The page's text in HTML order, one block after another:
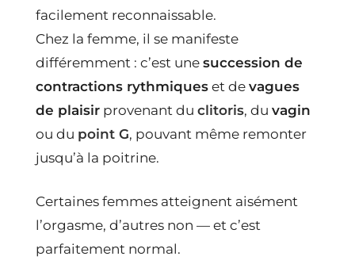
facilement reconnaissable.
Chez la femme, il se manifeste
différemment : c’est une succession de
contractions rythmiques et de vagues
de plaisir provenant du clitoris, du vagin
ou du point G, pouvant même remonter
jusqu’à la poitrine.
Certaines femmes atteignent aisément
l’orgasme, d’autres non — et c’est
parfaitement normal.